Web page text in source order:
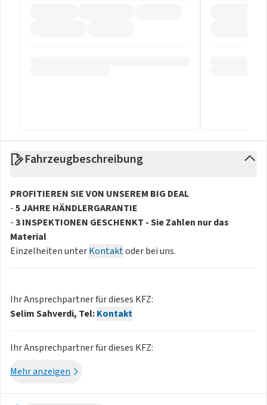
Fahrzeugbeschreibung
PROFITIEREN SIE VON UNSEREM BIG DEAL
-5 JAHRE HÄNDLERGARANTIE
-3 INSPEKTIONEN GESCHENKT - Sie Zahlen nur das
Material
Einzelheiten unterKontaktoder bei uns.
Ihr Ansprechpartner für dieses KFZ:
Selim Sahverdi, Tel:Kontakt
Ihr Ansprechpartner für dieses KFZ:
Mehr anzeigen